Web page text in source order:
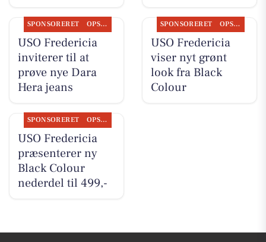
SPONSORERET OPSLAGSTAVLEN
USO Fredericia
inviterer til at
prøve nye Dara
Hera jeans
SPONSORERET OPSLAGSTAVLEN
USO Fredericia
viser nyt grønt
look fra Black
Colour
SPONSORERET OPSLAGSTAVLEN
USO Fredericia
præsenterer ny
Black Colour
nederdel til 499,-